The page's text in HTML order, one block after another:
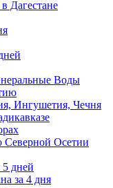
Дагестане
Воды
Ингушетия, Чечня
Осетии
дней
за 4 дня